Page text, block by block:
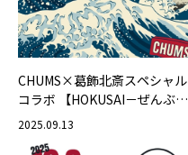
CHUMS×葛飾北斎スペシャル
コラボ 【HOKUSAI－ぜんぶ、
北斎のしわざでした。展】
2025.09.13